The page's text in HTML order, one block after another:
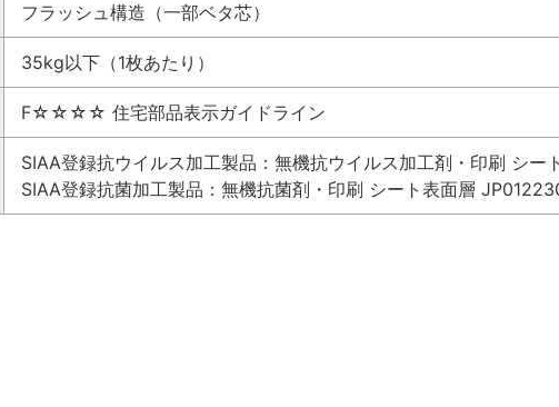
フラッシュ構造（一部ベタ芯）
35kg以下（1枚あたり）
F☆☆☆☆ 住宅部品表示ガイドライン
SIAA登録抗ウイルス加工製品：無機抗ウイルス加工剤・印刷 シ
SIAA登録抗菌加工製品：無機抗菌剤・印刷 シート表面層